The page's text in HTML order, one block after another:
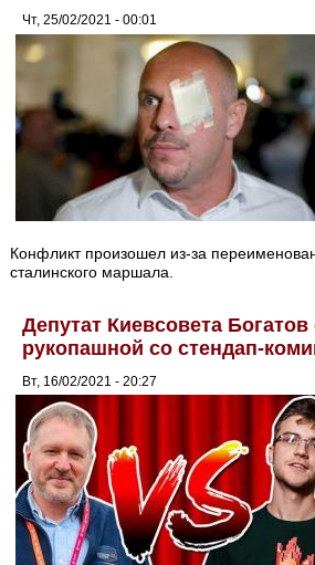
Чт, 25/02/2021 - 00:01
Конфликт произошел из-за
сталинского маршала.
Депутат Киевсовета
рукопашной со стендап-
Вт, 16/02/2021 - 20:27